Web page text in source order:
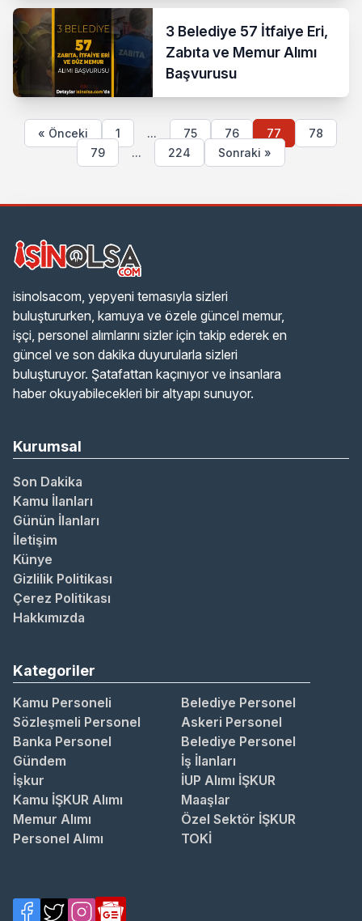
3 Belediye 57 İtfaiye Eri,
Zabıta ve Memur Alımı
Başvurusu
« Önceki 1 ... 75 76 77
78
79
... 224 Sonraki »
isinolsacom, yepyeni temasıyla sizleri
buluştururken, kamuya ve özele güncel memur,
işçi, personel alımlarını sizler için takip ederek en
güncel ve son dakika duyurularla sizleri
buluşturuyor. Şatafattan kaçınıyor ve insanlara
haber okuyabilecekleri bir altyapı sunuyor.
Kurumsal
Son Dakika
Kamu İlanları
Günün İlanları
İletişim
Künye
Gizlilik Politikası
Çerez Politikası
Hakkımızda
Kategoriler
Kamu Personeli
Belediye Personel
Sözleşmeli Personel
Askeri Personel
Banka Personel
Belediye Personel
Gündem
İş İlanları
İşkur
İUP Alımı İŞKUR
Kamu İŞKUR Alımı
Maaşlar
Memur Alımı
Özel Sektör İŞKUR
Personel Alımı
TOKİ